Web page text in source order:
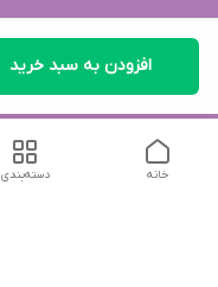
افزودن به سبد خرید
دسته‌بندی خانه